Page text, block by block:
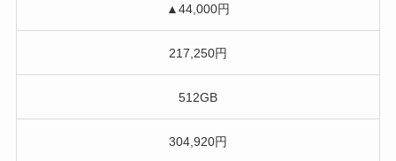
▲44,000円
217,250円
512GB
304,920円